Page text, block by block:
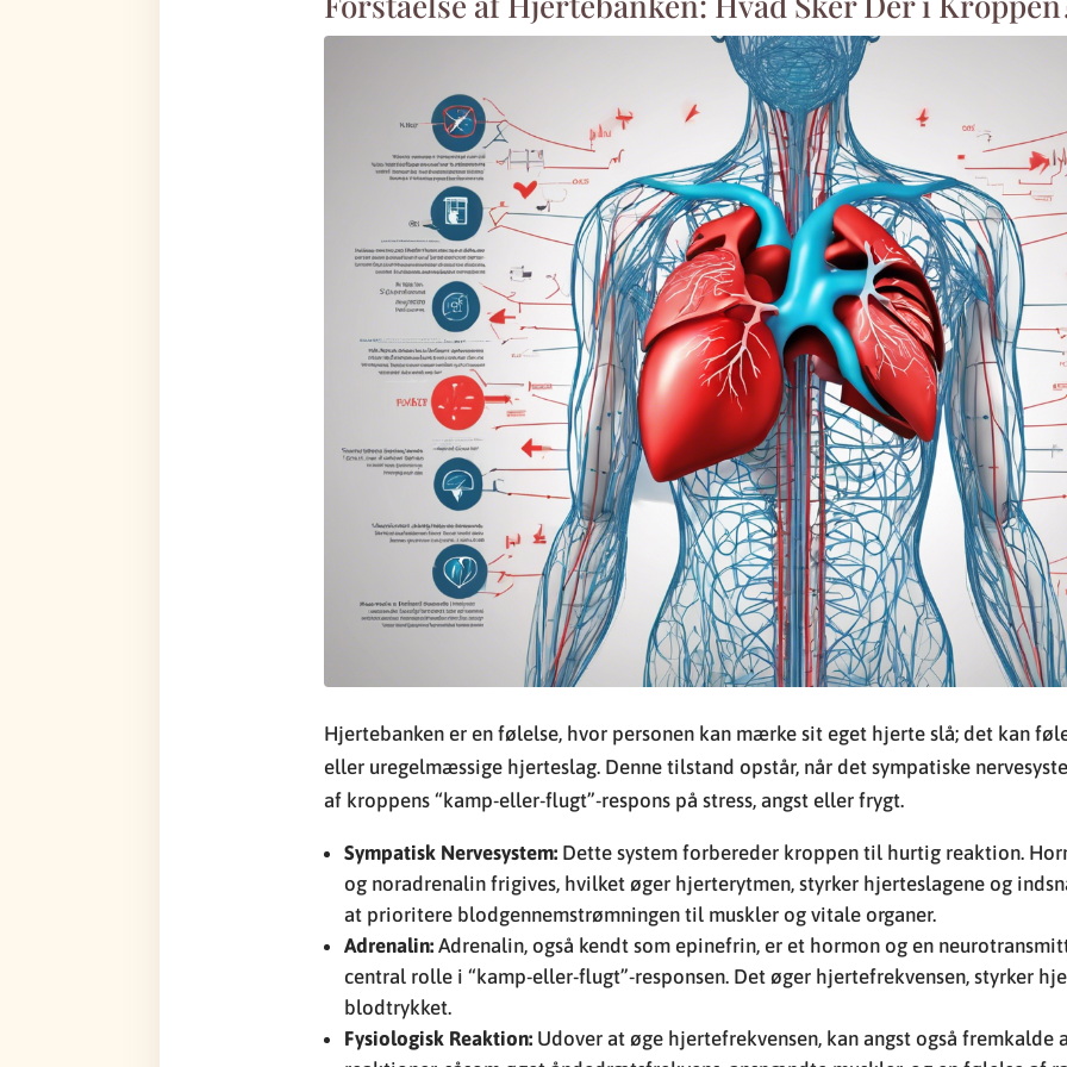
Hjertebanken er en følelse, hvor personen kan mærke sit eget hjerte slå; det kan
eller uregelmæssige hjerteslag. Denne tilstand opstår, når det sympatiske
af kroppens “kamp-eller-flugt”-respons på stress, angst eller frygt.
Sympatisk Nervesystem: Dette system forbereder kroppen til hurtig reaktion.
og noradrenalin frigives, hvilket øger hjerterytmen, styrker hjerteslagene og
at prioritere blodgennemstrømningen til muskler og vitale organer.
Adrenalin: Adrenalin, også kendt som epinefrin, er et hormon og en
central rolle i “kamp-eller-flugt”-responsen. Det øger hjertefrekvensen, styrker
blodtrykket.
Fysiologisk Reaktion: Udover at øge hjertefrekvensen, kan angst også fremkalde